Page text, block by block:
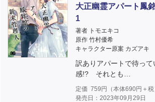
大正幽霊アパート鳳
1
著者 トモエキコ
原作 竹村優希
キャラクター原案 カズアキ
訳ありアパートで待っ
感!? それとも…
定価 759 円（本体690円＋税
発売日：2023年09月29日